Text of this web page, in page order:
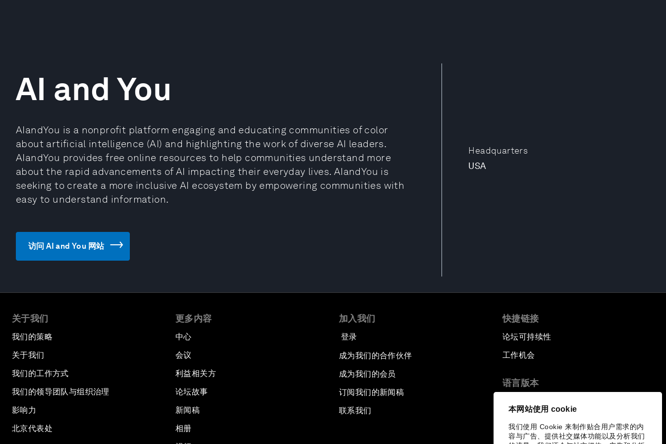
本网站使用 cookie
我们使用 Cookie 来制作贴合用户需求的内
容与广告、提供社交媒体功能以及分析我们
Headquarters
USA
AI and You
AIandYou is a nonprofit platform engaging and educating communities of color
about artificial intelligence (AI) and highlighting the work of diverse AI leaders.
AIandYou provides free online resources to help communities understand more
about the rapid advancements of AI impacting their everyday lives. AIandYou is
seeking to create a more inclusive AI ecosystem by empowering communities with
easy to understand information.
访问 AI and You 网站
关于我们
我们的策略
关于我们
我们的工作方式
我们的领导团队与组织治理
影响力
北京代表处
更多内容
中心
会议
利益相关方
论坛故事
新闻稿
相册
加入我们
登录
成为我们的合作伙伴
成为我们的会员
订阅我们的新闻稿
联系我们
快捷链接
论坛可持续性
工作机会
语言版本